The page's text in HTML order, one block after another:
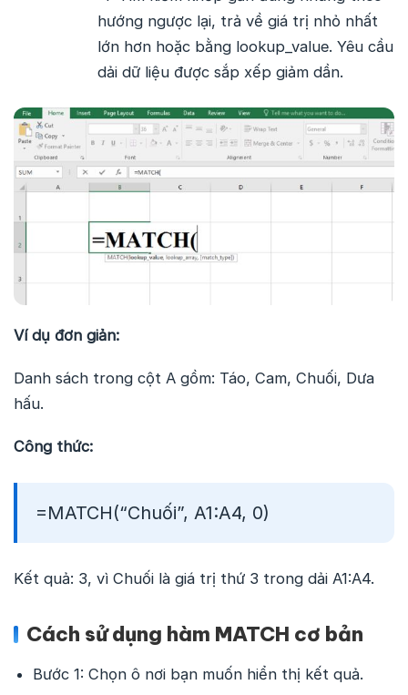
hướng ngược lại, trả về giá trị nhỏ nhất
lớn hơn hoặc bằng lookup_value. Yêu cầu
dải dữ liệu được sắp xếp giảm dần.
Ví dụ đơn giản:
Danh sách trong cột A gồm: Táo, Cam, Chuối, Dưa
hấu.
Công thức:
=MATCH(“Chuối”, A1:A4, 0)
Kết quả: 3, vì Chuối là giá trị thứ 3 trong dải A1:A4.
Cách sử dụng hàm MATCH cơ bản
Bước 1: Chọn ô nơi bạn muốn hiển thị kết quả.